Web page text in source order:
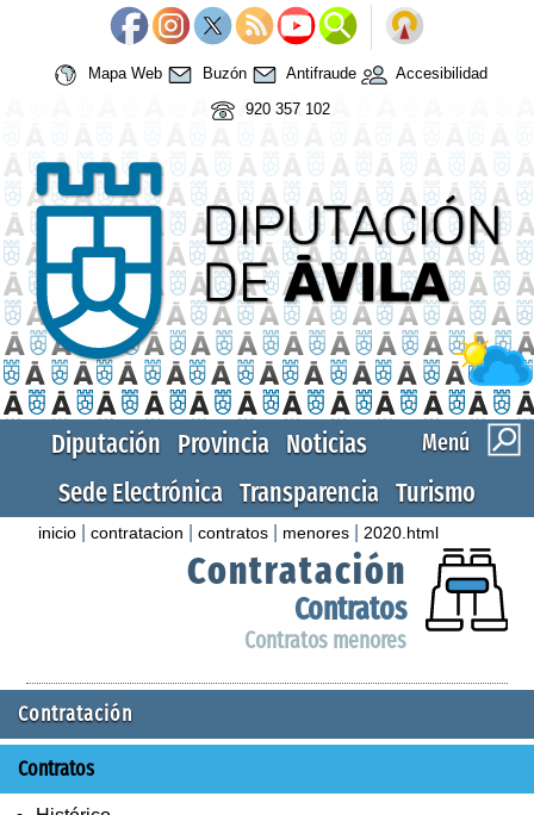
Mapa Web Buzón Antifraude
Accesibilidad
920 357 102
Menú
Diputación Provincia Noticias
Sede Electrónica Transparencia Turismo
inicio |contratacion |contratos menores 2020.html
Contratación
Contratos
Contratos menores
Contratación
Contratos